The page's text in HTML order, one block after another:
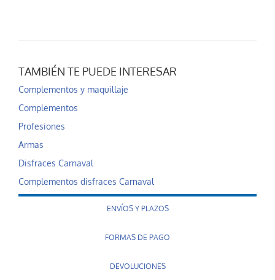
TAMBIÉN TE PUEDE INTERESAR
Complementos y maquillaje
Complementos
Profesiones
Armas
Disfraces Carnaval
Complementos disfraces Carnaval
ENVÍOS Y PLAZOS
FORMAS DE PAGO
DEVOLUCIONES